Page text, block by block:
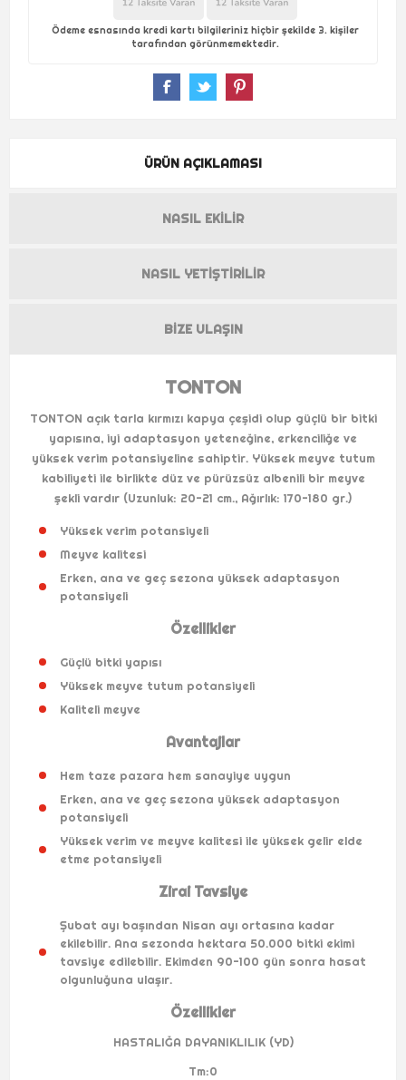
Ödeme esnasında kredi kartı bilgileriniz hiçbir şekilde 3. kişiler
tarafından görünmemektedir.
ÜRÜN AÇIKLAMASI
NASIL EKILIR
NASIL YETIŞTIRILIR
BIZE ULAŞIN
TONTON
TONTON açık tarla kırmızı kapya çeşidi olup güçlü bir bitki
yapısına, iyi adaptasyon yeteneğine, erkenciliğe ve
yüksek verim potansiyeline sahiptir. Yüksek meyve tutum
kabiliyeti ile birlikte düz ve pürüzsüz albenili bir meyve
şekli vardır (Uzunluk: 20-21 cm., Ağırlık: 170-180 gr.)
Yüksek verim potansiyeli
Meyve kalitesi
Erken, ana ve geç sezona yüksek adaptasyon
potansiyeli
Özellikler
Güçlü bitki yapısı
Yüksek meyve tutum potansiyeli
Kaliteli meyve
Avantajlar
Hem taze pazara hem sanayiye uygun
Erken, ana ve geç sezona yüksek adaptasyon
potansiyeli
Yüksek verim ve meyve kalitesi ile yüksek gelir elde
etme potansiyeli
Zirai Tavsiye
Şubat ayı başından Nisan ayı ortasına kadar
ekilebilir. Ana sezonda hektara 50.000 bitki ekimi
tavsiye edilebilir. Ekimden 90-100 gün sonra hasat
olgunluğuna ulaşır.
Özellikler
HASTALIĞA DAYANIKLILIK (YD)
Tm:0